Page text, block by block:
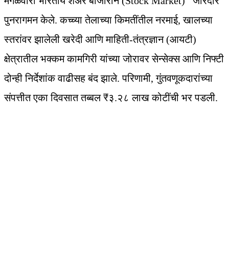
पुनरागमन केले. कच्च्या तेलाच्या किमतींतील नरमाई, खालच्या
स्तरांवर झालेली खरेदी आणि माहिती-तंत्रज्ञान (आयटी)
क्षेत्रातील भक्कम कामगिरी यांच्या जोरावर सेन्सेक्स आणि निफ्टी
दोन्ही निर्देशांक वाढीसह बंद झाले. परिणामी, गुंतवणूकदारांच्या
संपत्तीत एका दिवसात तब्बल ₹३.२८ लाख कोटींची भर पडली.